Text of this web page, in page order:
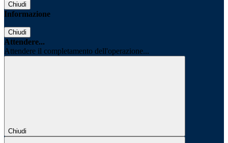
Chiudi
Informazione
Chiudi
Attendere...
Attendere il completamento dell'operazione...
Chiudi